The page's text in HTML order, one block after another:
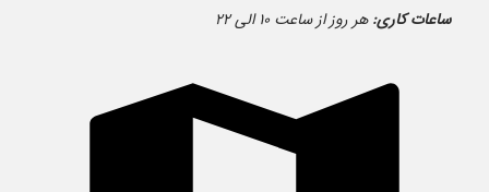
ساعات کاری: هر روز از ساعت ۱۰ الی ۲۲